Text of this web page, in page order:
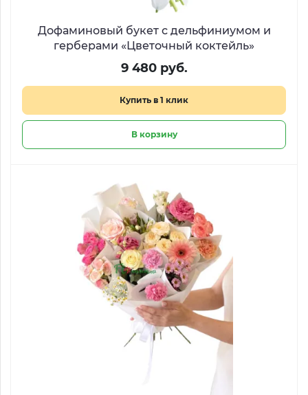
Дофаминовый букет с дельфиниумом и
герберами «Цветочный коктейль»
9 480 руб.
Купить в 1 клик
В корзину